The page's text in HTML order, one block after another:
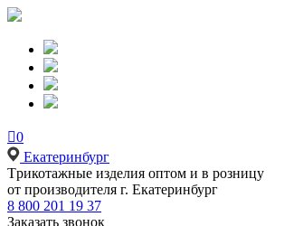
0
Екатеринбург
Tрикотажные изделия оптом и в розницу
от производителя г. Екатеринбург
8 800 201 19 37
Заказать звонок